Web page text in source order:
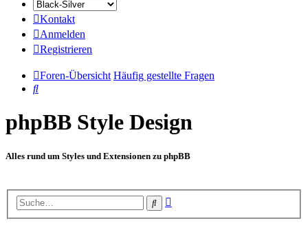
Kontakt
Anmelden
Registrieren
Foren-Übersicht Häufig gestellte Fragen
Suche
phpBB Style Design
Alles rund um Styles und Extensionen zu phpBB
Suche